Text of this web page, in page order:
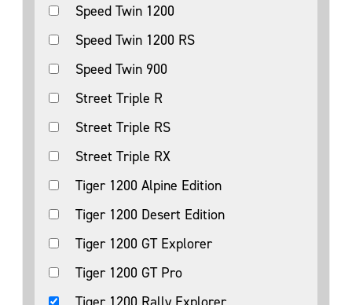
Speed Twin 1200
Speed Twin 1200 RS
Speed Twin 900
Street Triple R
Street Triple RS
Street Triple RX
Tiger 1200 Alpine Edition
Tiger 1200 Desert Edition
Tiger 1200 GT Explorer
Tiger 1200 GT Pro